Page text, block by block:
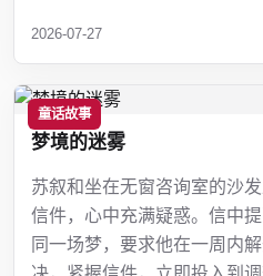
2026-07-27
童话故事
梦境的迷雾
苏叙和坐在无窗咨询室的沙
信件，心中充满疑惑。信中
同一场梦，要求他在一周内